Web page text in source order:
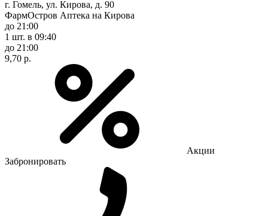
г. Гомель, ул. Кирова, д. 90
ФармОстров Аптека на Кирова
до 21:00
1 шт. в 09:40
до 21:00
9,70 р.
Акции
Забронировать